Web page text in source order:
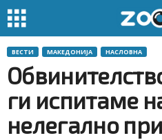
ВЕСТИ МАКЕДОНИЈА НАСЛОВНА
ги испитаме
нелегално